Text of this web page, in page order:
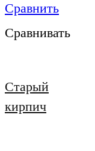
Сравнить
Сравнивать
Старый
кирпич